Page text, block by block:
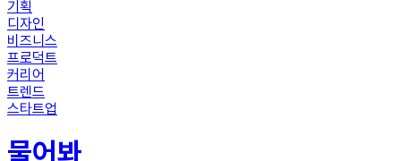
기획
디자인
비즈니스
프로덕트
커리어
트렌드
스타트업
물어봐